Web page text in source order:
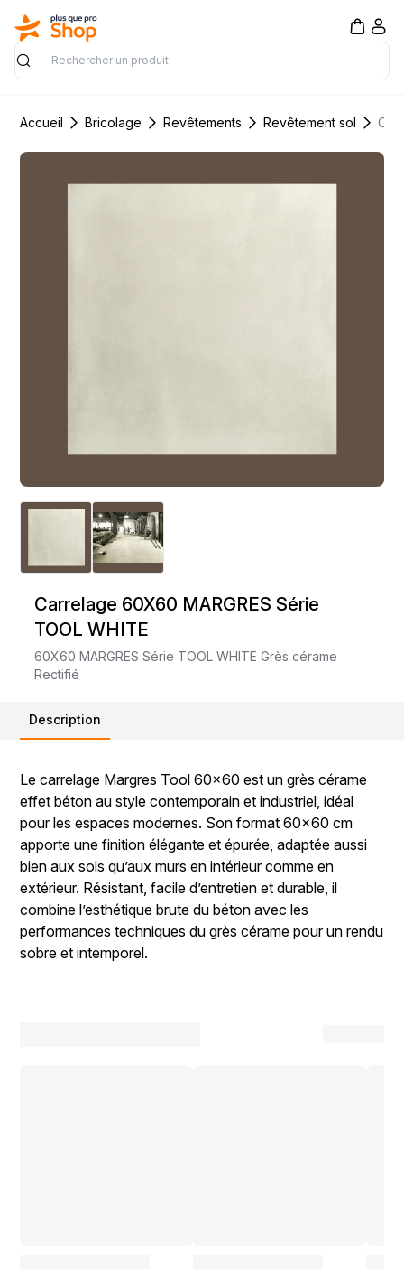
Rechercher
Accueil Bricolage Revêtements Revêtement sol
Carrelage 60X60 MARGRES Série
TOOL WHITE
60X60 MARGRES Série TOOL WHITE Grès cérame
Rectifié
Description
Le carrelage Margres Tool 60x60 est un grès cérame
effet béton au style contemporain et industriel, idéal
pour les espaces modernes. Son format 60x60 cm
apporte une finition élégante et épurée, adaptée aussi
bien aux sols qu’aux murs en intérieur comme en
extérieur. Résistant, facile d’entretien et durable, il
combine l’esthétique brute du béton avec les
performances techniques du grès cérame pour un rendu
sobre et intemporel.